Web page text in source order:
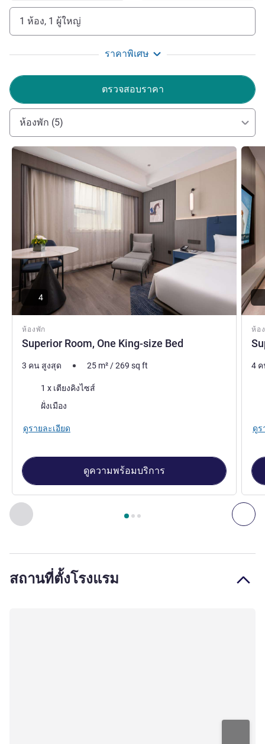
1 ห้อง, 1 ผู้ใหญ่
ราคาพิเศษ
ตรวจสอบราคา
ห้องพัก (5)
ก่อนหน้า - ห้องพัก ถั
หน้า1 , ห้องพัก 1 : Superior Room, One King-size Bed
ห้องพัก
Superior Room, One King-size Bed
ดูรายละเอียด
4
3 คน สูงสุด 25 m²/269 sq ft
เครื่องนอน
1 x เตียงคิงไซส์
ฝั่งเมือง
ดูรายละเอียด
ดูความพร้อมบริการ
ห้อ
ดูราย
4
ดูร
สถานที่ตั้งโรงแรม